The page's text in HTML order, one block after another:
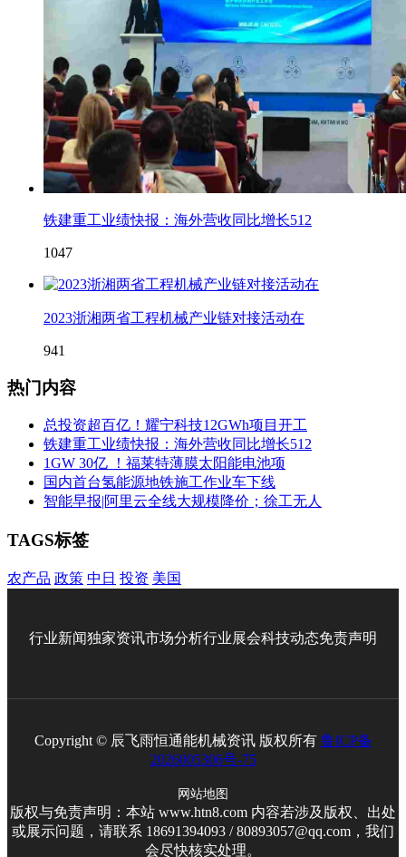
铁建重工业绩快报：海外营收同比增长512
1047
2023浙湘两省工程机械产业链对接活动在
941
热门内容
总投资超百亿！耀宁科技12GWh项目开工
铁建重工业绩快报：海外营收同比增长512
1GW 30亿 ！福莱特薄膜太阳能电池项
国内首台氢能源地铁施工作业车下线
智能早报|阿里云全线大规模降价；徐工无人
TAGS标签
农产品 政策 中日 投资 美国
行业新闻独家资讯市场分析行业展会科技动态免责声明
Copyright © 辰飞雨恒通能机械资讯 版权所有 鲁ICP备
2026005306号-75
网站地图
版权与免责声明：本站 www.htn8.com 内容若涉及版权、出处
或展示问题，请联系 18691394093 / 80893057@qq.com，我们
会尽快核实处理。